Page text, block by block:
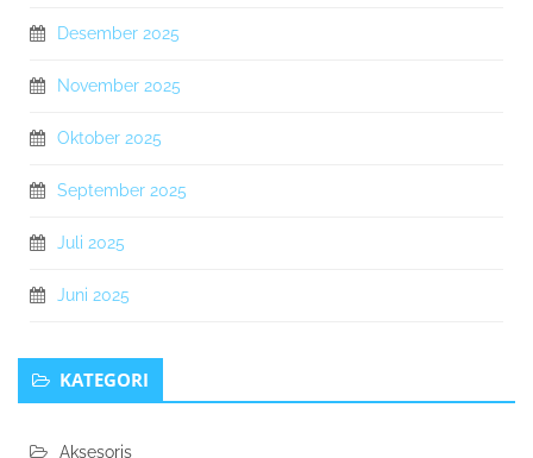
Desember 2025
November 2025
Oktober 2025
September 2025
Juli 2025
Juni 2025
KATEGORI
Aksesoris